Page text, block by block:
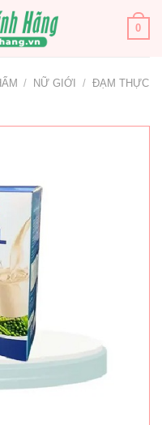
0
/ NỮ GIỚI / ĐẠM THỰC